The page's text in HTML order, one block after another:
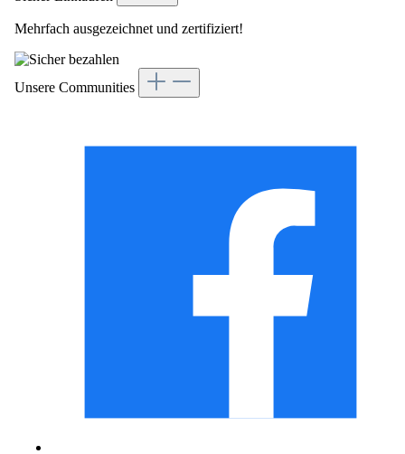
Mehrfach ausgezeichnet und zertifiziert!
Unsere Communities